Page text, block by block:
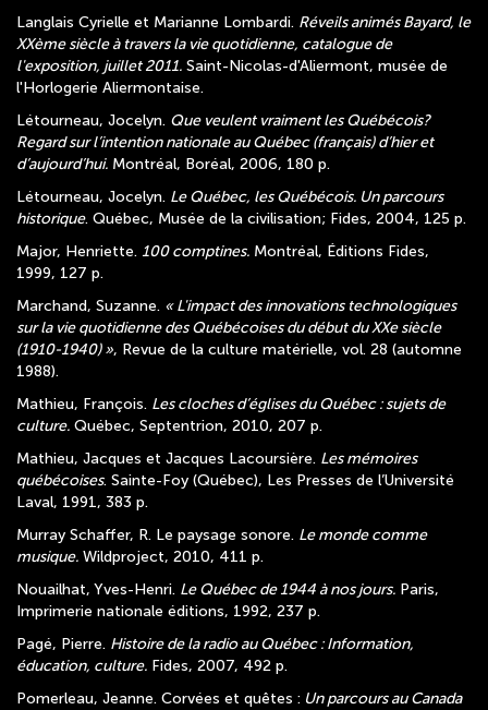
Langlais Cyrielle et Marianne Lombardi. Réveils animés Bayard, le
XXème siècle à travers la vie quotidienne, catalogue de
l'exposition, juillet 2011. Saint-Nicolas-d'Aliermont, musée de
l'Horlogerie Aliermontaise.
Létourneau, Jocelyn. Que veulent vraiment les Québécois?
Regard sur l’intention nationale au Québec (français) d’hier et
d’aujourd’hui. Montréal, Boréal, 2006, 180 p.
Létourneau, Jocelyn. Le Québec, les Québécois. Un parcours
historique. Québec, Musée de la civilisation; Fides, 2004, 125 p.
Major, Henriette. 100 comptines. Montréal, Éditions Fides,
1999, 127 p.
Marchand, Suzanne. « L'impact des innovations technologiques
sur la vie quotidienne des Québécoises du début du XXe siècle
(1910-1940) », Revue de la culture matérielle, vol. 28 (automne
1988).
Mathieu, François. Les cloches d’églises du Québec : sujets de
culture. Québec, Septentrion, 2010, 207 p.
Mathieu, Jacques et Jacques Lacoursière. Les mémoires
québécoises. Sainte-Foy (Québec), Les Presses de l’Université
Laval, 1991, 383 p.
Murray Schaffer, R. Le paysage sonore. Le monde comme
musique. Wildproject, 2010, 411 p.
Nouailhat, Yves-Henri. Le Québec de 1944 à nos jours. Paris,
Imprimerie nationale éditions, 1992, 237 p.
Pagé, Pierre. Histoire de la radio au Québec : Information,
éducation, culture. Fides, 2007, 492 p.
Pomerleau, Jeanne. Corvées et quêtes : Un parcours au Canada